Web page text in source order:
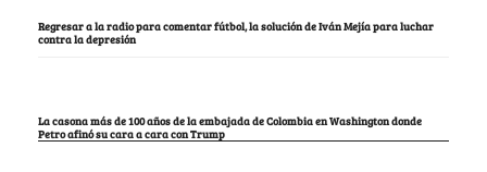
Regresar a la radio para comentar fútbol, la solución de Iván Mejía para luchar
contra la depresión
La casona más de 100 años de la embajada de Colombia en Washington donde
Petro afinó su cara a cara con Trump